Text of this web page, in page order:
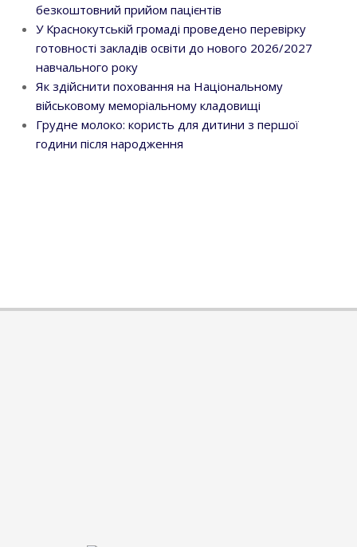
безкоштовний прийом пацієнтів
У Краснокутській громаді проведено перевірку
готовності закладів освіти до нового 2026/2027
навчального року
Як здійснити поховання на Національному
військовому меморіальному кладовищі
Грудне молоко: користь для дитини з першої
години після народження